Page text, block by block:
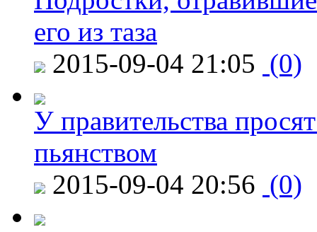
его из таза
2015-09-04 21:05 (0)
У правительства
пьянством
2015-09-04 20:56 (0)